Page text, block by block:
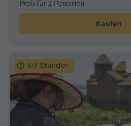
Preis für 2 Personen
Kaufen
6-7 Stunden